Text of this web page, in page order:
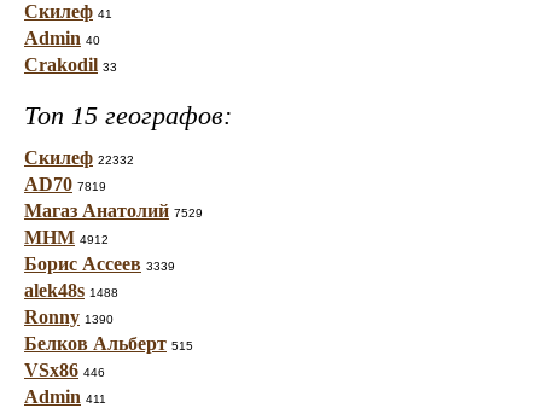
Скилеф 41
Admin 40
Crakodil 33
Топ 15 географов:
Скилеф 22332
AD70 7819
Магаз Анатолий 7529
МНМ 4912
Борис Ассеев 3339
alek48s 1488
Ronny 1390
Белков Альберт 515
VSx86 446
Admin 411